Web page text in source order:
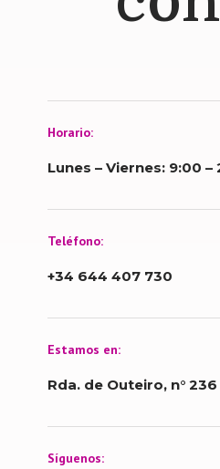
Horario:
Lunes – Viernes: 9:00 –
Teléfono:
+34 644 407 730
Estamos en:
Rda. de Outeiro, n° 236
Síguenos: